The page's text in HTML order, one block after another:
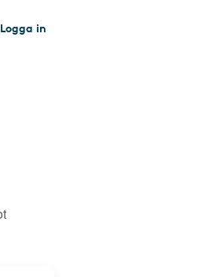
Logga in